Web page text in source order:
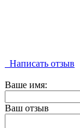
Написать отзыв
Ваше имя:
Ваш отзыв